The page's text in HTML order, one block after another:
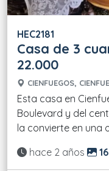
HEC2181
Casa de 3
22.000
CIENFUEGOS,
Esta casa en
Boulevard y del
la convierte en una
Actualizado:
hace 2 años